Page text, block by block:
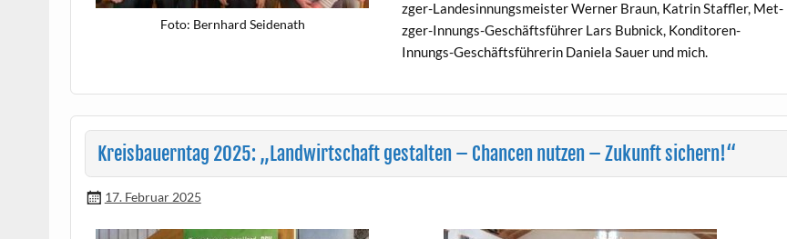
Foto: Bern­hard Seidenath
zger-Lan­desin­nungsmeis­ter Wern­er Braun, Katrin Staffler, Met­
zger-Innungs-Geschäfts­führer Lars Bub­nick, Kon­di­toren-
Innungs-Geschäfts­führerin Daniela Sauer und mich.
Kreisbauerntag 2025: „Landwirtschaft gestalten – Chancen nutzen – Zukunft sichern!“
17. Februar 2025